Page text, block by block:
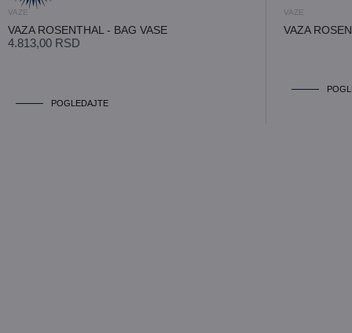
VAZE
VAZA ROSENTHAL - BAG VASE
4.813,00 RSD
POGLEDAJTE
VAZE
VAZA